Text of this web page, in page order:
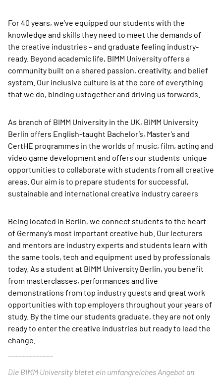
For 40 years, we’ve equipped our students with the
knowledge and skills they need to meet the demands of
the creative industries – and graduate feeling industry-
ready. Beyond academic life, BIMM University offers a
community built on a shared passion, creativity, and belief
system. Our inclusive culture is at the core of everything
that we do, binding ustogether and driving us forwards.
As branch of BIMM University in the UK, BIMM University
Berlin offers English-taught Bachelor’s, Master’s and
CertHE programmes in the worlds of music, film, acting and
video game development and offers our students unique
opportunities to collaborate with students from all creative
areas. Our aim is to prepare students for successful,
sustainable and international creative industry careers
Being located in Berlin, we connect students to the heart
of Germany’s most important creative hub. Our lecturers
and mentors are industry experts and students learn with
the same tools, tech and equipment used by professionals
today. As a student at BIMM University Berlin, you benefit
from masterclasses, performances and live
demonstrations from top industry guests and great work
opportunities with top employers throughout your years of
study. By the time our students graduate, they are not only
ready to enter the creative industries but ready to lead the
change.
–––––––––––––
Die BIMM University bietet ein umfangreiches Angebot an